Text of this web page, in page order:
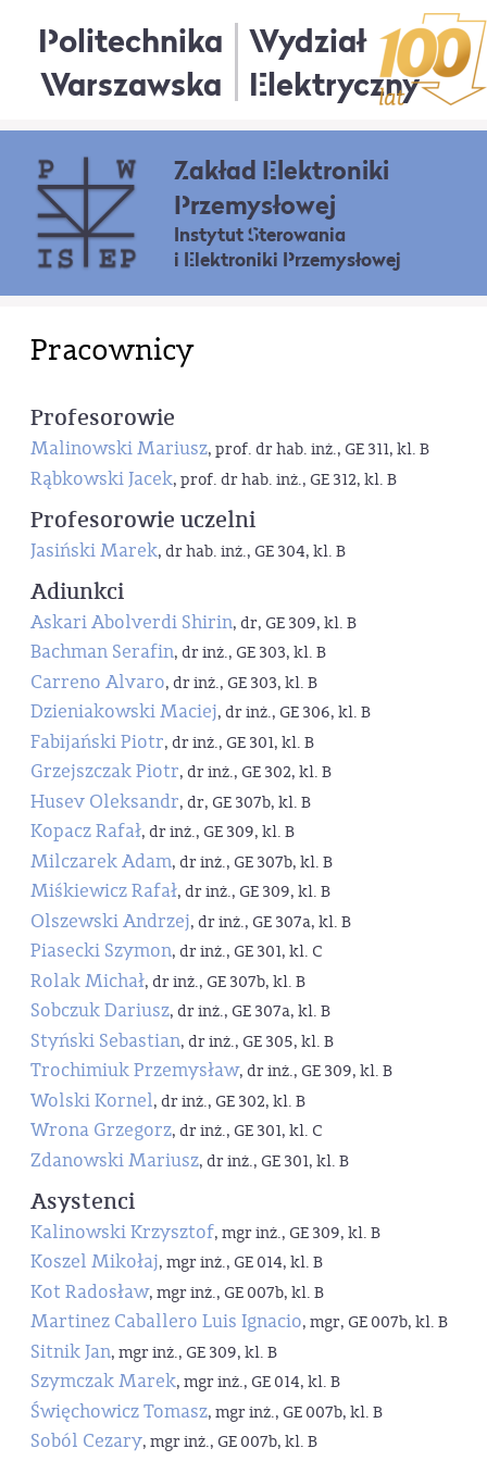
Politechnika
Warszawska
Wydział
Elektryczny
Zakład Elektroniki
Przemysłowej
Instytut Sterowania
i Elektroniki Przemysłowej
Pracownicy
Profesorowie
Malinowski Mariusz, prof. dr hab. inż., GE 311, kl. B
Rąbkowski Jacek, prof. dr hab. inż., GE 312, kl. B
Profesorowie uczelni
Jasiński Marek, dr hab. inż., GE 304, kl. B
Adiunkci
Askari Abolverdi Shirin, dr, GE 309, kl. B
Bachman Serafin, dr inż., GE 303, kl. B
Carreno Alvaro, dr inż., GE 303, kl. B
Dzieniakowski Maciej, dr inż., GE 306, kl. B
Fabijański Piotr, dr inż., GE 301, kl. B
Grzejszczak Piotr, dr inż., GE 302, kl. B
Husev Oleksandr, dr, GE 307b, kl. B
Kopacz Rafał, dr inż., GE 309, kl. B
Milczarek Adam, dr inż., GE 307b, kl. B
Miśkiewicz Rafał, dr inż., GE 309, kl. B
Olszewski Andrzej, dr inż., GE 307a, kl. B
Piasecki Szymon, dr inż., GE 301, kl. C
Rolak Michał, dr inż., GE 307b, kl. B
Sobczuk Dariusz, dr inż., GE 307a, kl. B
Styński Sebastian, dr inż., GE 305, kl. B
Trochimiuk Przemysław, dr inż., GE 309, kl. B
Wolski Kornel, dr inż., GE 302, kl. B
Wrona Grzegorz, dr inż., GE 301, kl. C
Zdanowski Mariusz, dr inż., GE 301, kl. B
Asystenci
Kalinowski Krzysztof, mgr inż., GE 309, kl. B
Koszel Mikołaj, mgr inż., GE 014, kl. B
Kot Radosław, mgr inż., GE 007b, kl. B
Martinez Caballero Luis Ignacio, mgr, GE 007b, kl. B
Sitnik Jan, mgr inż., GE 309, kl. B
Szymczak Marek, mgr inż., GE 014, kl. B
Święchowicz Tomasz, mgr inż., GE 007b, kl. B
Soból Cezary, mgr inż., GE 007b, kl. B